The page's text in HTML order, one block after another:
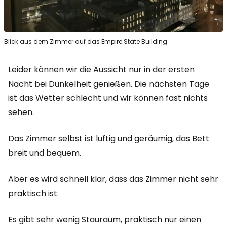
Blick aus dem Zimmer auf das Empire State Building
Leider können wir die Aussicht nur in der ersten
Nacht bei Dunkelheit genießen. Die nächsten Tage
ist das Wetter schlecht und wir können fast nichts
sehen.
Das Zimmer selbst ist luftig und geräumig, das Bett
breit und bequem.
Aber es wird schnell klar, dass das Zimmer nicht sehr
praktisch ist.
Es gibt sehr wenig Stauraum, praktisch nur einen